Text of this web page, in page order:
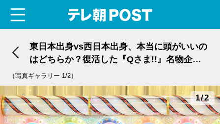
東日本出身vs西日本出身、本当に頭がいいの
はどちらか？復活した『Qさま!!』名物企画
で東西対抗戦
（写真ギャラリー 1/2）
1/2